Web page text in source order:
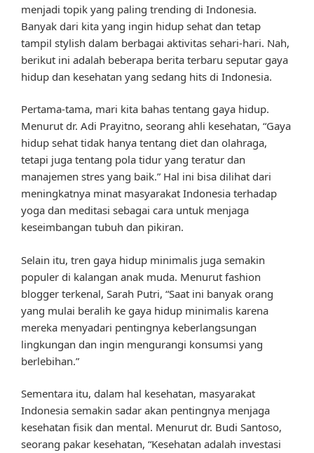
menjadi topik yang paling trending di Indonesia.
Banyak dari kita yang ingin hidup sehat dan tetap
tampil stylish dalam berbagai aktivitas sehari-hari. Nah,
berikut ini adalah beberapa berita terbaru seputar gaya
hidup dan kesehatan yang sedang hits di Indonesia.
Pertama-tama, mari kita bahas tentang gaya hidup.
Menurut dr. Adi Prayitno, seorang ahli kesehatan, “Gaya
hidup sehat tidak hanya tentang diet dan olahraga,
tetapi juga tentang pola tidur yang teratur dan
manajemen stres yang baik.” Hal ini bisa dilihat dari
meningkatnya minat masyarakat Indonesia terhadap
yoga dan meditasi sebagai cara untuk menjaga
keseimbangan tubuh dan pikiran.
Selain itu, tren gaya hidup minimalis juga semakin
populer di kalangan anak muda. Menurut fashion
blogger terkenal, Sarah Putri, “Saat ini banyak orang
yang mulai beralih ke gaya hidup minimalis karena
mereka menyadari pentingnya keberlangsungan
lingkungan dan ingin mengurangi konsumsi yang
berlebihan.”
Sementara itu, dalam hal kesehatan, masyarakat
Indonesia semakin sadar akan pentingnya menjaga
kesehatan fisik dan mental. Menurut dr. Budi Santoso,
seorang pakar kesehatan, “Kesehatan adalah investasi